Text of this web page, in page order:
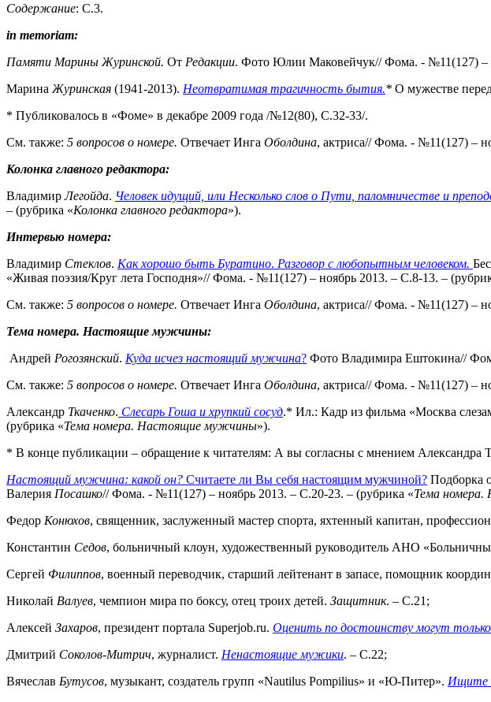
Содержание: С.3.
in memoriam:
Памяти Марины Журинской. От Редакции. Фото Юлии Маковейчук// Фома. - №11(127) –
Марина Журинская (1941-2013). Неотвратимая трагичность бытия.* О мужестве
* Публиковалось в «Фоме» в декабре 2009 года /№12(80), С.32-33/.
См. также: 5 вопросов о номере. Отвечает Инга Оболдина, актриса// Фома. - №11(127) –
Колонка главного редактора:
ВладимирЛегойда. Человек идущий, или Несколько слов о Пути, паломничестве и
– (рубрика «Колонка главного редактора»).
Интервью номера:
Владимир Стеклов. Как хорошо быть Буратино. Разговор с любопытным человеком.
«Живая поэзия/Круг лета Господня»// Фома. - №11(127) – ноябрь 2013. – С.8-13. –
См. также: 5 вопросов о номере. Отвечает Инга Оболдина, актриса// Фома. - №11(127) –
Тема номера. Настоящие мужчины:
Андрей Рогозянский. Куда исчез настоящий мужчина? Фото Владимира Ештокина//
См. также: 5 вопросов о номере. Отвечает Инга Оболдина, актриса// Фома. - №11(127) –
Александр Ткаченко. Слесарь Гоша и хрупкий сосуд.* Ил.: Кадр из фильма «Москва
(рубрика «Тема номера. Настоящие мужчины»).
* В конце публикации – обращение к читателям: А вы согласны с мнением Александра
Настоящий мужчина: какой он? Считаете ли Вы себя настоящим мужчиной? Подборка
Валерия Посашко// Фома. - №11(127) – ноябрь 2013. – С.20-23. – (рубрика «Тема
Федор Конюхов, священник, заслуженный мастер спорта, яхтенный капитан,
Константин Седов, больничный клоун, художественный руководитель АНО
Сергей Филиппов, военный переводчик, старший лейтенант в запасе, помощник
Николай Валуев, чемпион мира по боксу, отец троих детей. Защитник. – С.21;
Алексей Захаров, президент портала Superjob.ru. Оценить по достоинству могут только
Дмитрий Соколов-Митрич, журналист. Ненастоящие мужики. – С.22;
Вячеслав Бутусов, музыкант, создатель групп «Nautilus Pompilius» и «Ю-Питер». Ищите